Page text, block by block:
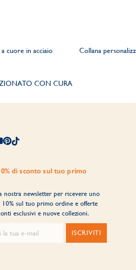
cuore in acciaio Collana
CON CURA
di sconto sul tuo primo
nostra newsletter per ricevere uno
10% sul tuo primo ordine e offerte
esclusivi e nuove collezioni.
ISCRIVITI